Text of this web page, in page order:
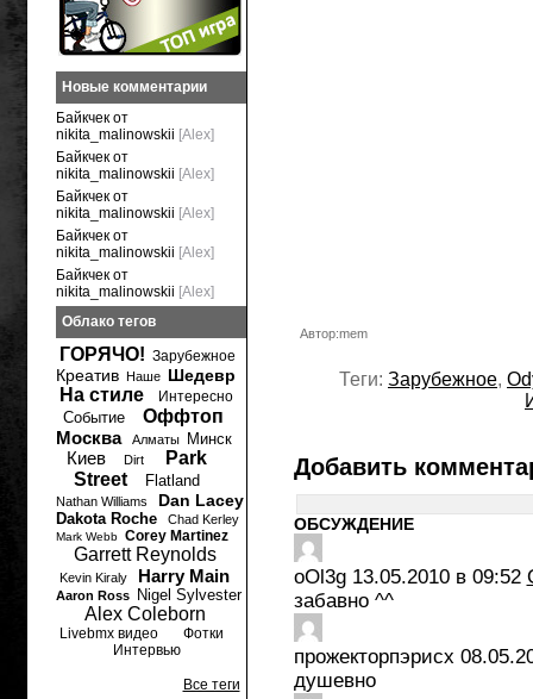
Автор:mem
Теги: Зарубежное,
Добавить
ОБСУЖДЕНИЕ
oOl3g 13.05.2010 в 09:52
забавно ^^
прожекторпэрисх
душевно
Новые комментарии
Байкчек от
nikita_malinowskii [Alex]
Байкчек от
nikita_malinowskii [Alex]
Байкчек от
nikita_malinowskii [Alex]
Байкчек от
nikita_malinowskii [Alex]
Байкчек от
nikita_malinowskii [Alex]
Облако тегов
ГОРЯЧО! Зарубежное
Креатив Наше Шедевр
На стиле Интересно
Событие
Оффтоп
Москва
Алматы Минск
Киев Dirt
Park
Street
Flatland
Nathan Williams Dan Lacey
Dakota Roche Chad Kerley
Mark Webb Corey Martinez
Garrett Reynolds
Kevin Kiraly Harry Main
Aaron Ross Nigel Sylvester
Alex Coleborn
Livebmx видео
Фотки
Интервью
Все теги